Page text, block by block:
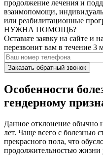
продолжение лечения и
взаимопомощи,
или реабилитационные
НУЖНА ПОМОЩЬ?
Оставьте заявку на сайте и
перезвонит вам в течение 3
Заказать обратный звонок
Особенности
гендерному
Данное отклонение обычно
лет. Чаще всего с болезнью
прекрасного пола, что
продолжительностью жизни